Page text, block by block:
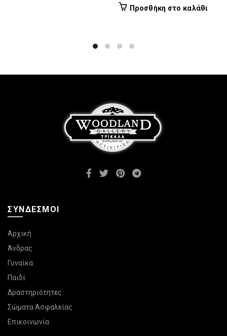
Προσθήκη στο καλάθι
ΣΎΝΔΕΣΜΟΙ
Αρχική
Άνδρας
Γυναίκα
Παιδί
Δραστηριότητες
Σώματα Ασφαλείας
Επικοινωνία